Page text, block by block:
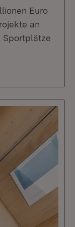
Euro
an
Sportplätze